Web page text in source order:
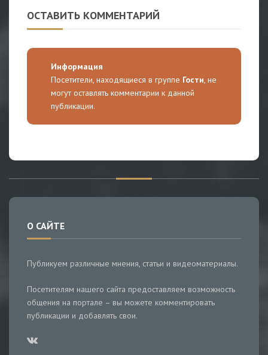
ОСТАВИТЬ КОММЕНТАРИЙ
Информация
Посетители, находящиеся в группе Гости, не
могут оставлять комментарии к данной
публикации.
О САЙТЕ
Публикуем различные мнения, статьи и видеоматериалы.
Посетителям нашего сайта предоставляем возможность
общения на портале – вы можете комментировать
публикации и добавлять свои.